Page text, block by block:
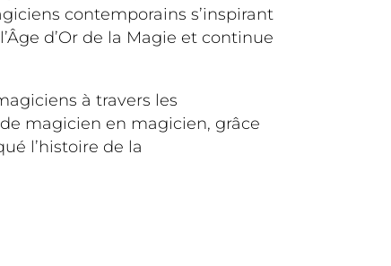
contemporains s’inspirant
d’Or de la Magie et continue
à travers les
magicien en magicien, grâce
l’histoire de la